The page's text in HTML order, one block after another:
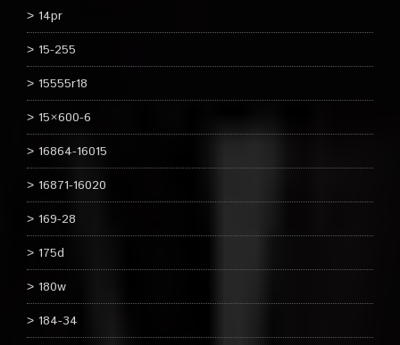
14pr
15-255
15555r18
15×600-6
16864-16015
16871-16020
169-28
175d
180w
184-34